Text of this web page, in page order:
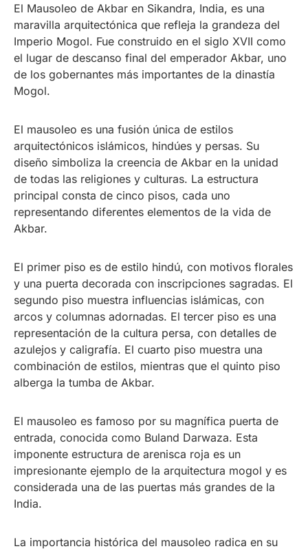
El Mausoleo de Akbar en Sikandra, India, es una
maravilla arquitectónica que refleja la grandeza del
Imperio Mogol. Fue construido en el siglo XVII como
el lugar de descanso final del emperador Akbar, uno
de los gobernantes más importantes de la dinastía
Mogol.
El mausoleo es una fusión única de estilos
arquitectónicos islámicos, hindúes y persas. Su
diseño simboliza la creencia de Akbar en la unidad
de todas las religiones y culturas. La estructura
principal consta de cinco pisos, cada uno
representando diferentes elementos de la vida de
Akbar.
El primer piso es de estilo hindú, con motivos florales
y una puerta decorada con inscripciones sagradas. El
segundo piso muestra influencias islámicas, con
arcos y columnas adornadas. El tercer piso es una
representación de la cultura persa, con detalles de
azulejos y caligrafía. El cuarto piso muestra una
combinación de estilos, mientras que el quinto piso
alberga la tumba de Akbar.
El mausoleo es famoso por su magnífica puerta de
entrada, conocida como Buland Darwaza. Esta
imponente estructura de arenisca roja es un
impresionante ejemplo de la arquitectura mogol y es
considerada una de las puertas más grandes de la
India.
La importancia histórica del mausoleo radica en su